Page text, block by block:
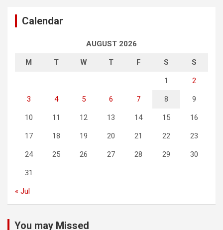
Calendar
AUGUST 2026
M T W T F S S
1 2
3 4 5 6 7 8 9
10 11 12 13 14 15 16
17 18 19 20 21 22 23
24 25 26 27 28 29 30
31
« Jul
You may Missed